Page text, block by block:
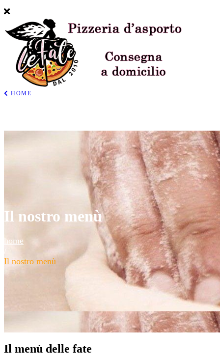
HOME
Il nostro menù
home
Il nostro menù
Il menù delle fate